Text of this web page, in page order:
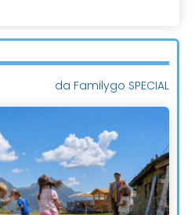
da Familygo SPECIAL